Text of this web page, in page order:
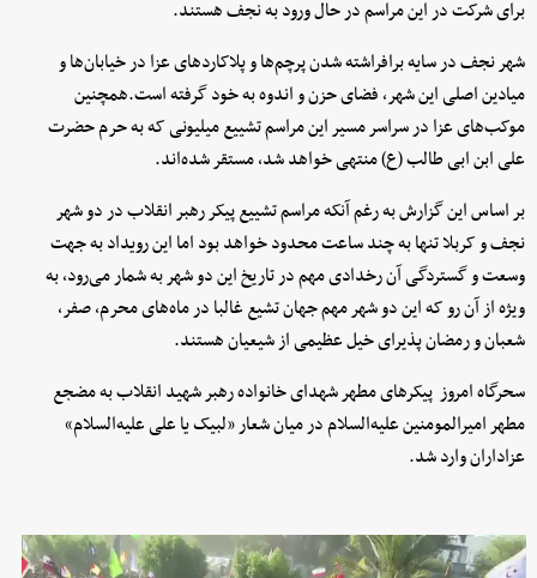
برای شرکت در این مراسم در حال ورود به نجف هستند.
شهر نجف در سایه برافراشته شدن پرچم‌ها و پلاکاردهای عزا در خیابان‌ها و
میادین اصلی این شهر، فضای حزن و اندوه به خود گرفته است.همچنین
موکب‌های عزا در سراسر مسیر این مراسم تشییع میلیونی که به حرم حضرت
علی ابن ابی طالب (ع) منتهی خواهد شد، مستقر شده‌اند.
بر اساس این گزارش به رغم آنکه مراسم تشییع پیکر رهبر انقلاب در دو شهر
نجف و کربلا تنها به چند ساعت محدود خواهد بود اما این رویداد به جهت
وسعت و گستردگی آن رخدادی مهم در تاریخ این دو شهر به شمار می‌رود، به
ویژه از آن رو که این دو شهر مهم جهان تشیع غالبا در ماه‌های محرم، صفر،
شعبان و رمضان پذیرای خیل عظیمی از شیعیان هستند.
سحرگاه امروز پیکرهای مطهر شهدای خانواده رهبر شهید انقلاب به مضجع
مطهر امیرالمومنین علیه‌السلام در میان شعار «لبیک یا علی علیه‌السلام»
عزاداران وارد شد.